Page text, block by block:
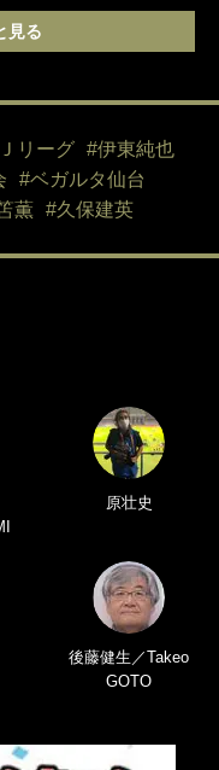
見る
リーグ
#伊東純也
#ベガルタ仙台
薫 #久保建英
原壮史
後藤健生／Takeo
GOTO